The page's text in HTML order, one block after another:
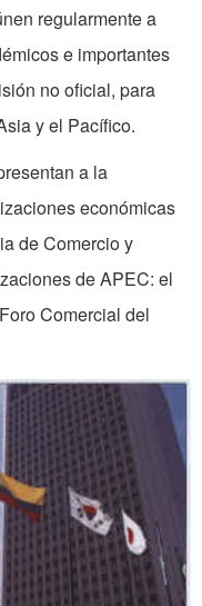
regularmente a
e importantes
no oficial, para
y el Pacífico.
a la
económicas
de Comercio y
de APEC: el
Comercial del